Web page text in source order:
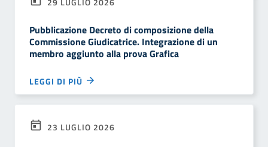
Pubblicazione Decreto di composizione della
Commissione Giudicatrice. Integrazione di un
membro aggiunto alla prova Grafica
LEGGI DI PIÙ
23 LUGLIO 2026